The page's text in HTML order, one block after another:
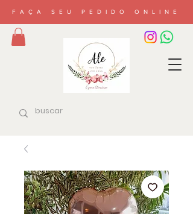
FAÇA SEU PEDIDO ONLINE